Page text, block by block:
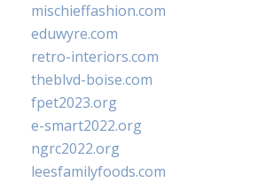
mischieffashion.com
eduwyre.com
retro-interiors.com
theblvd-boise.com
fpet2023.org
e-smart2022.org
ngrc2022.org
leesfamilyfoods.com